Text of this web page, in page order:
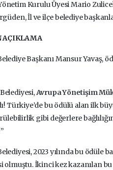
Kurulu Üyesi Mario
İl ve ilçe belediye
AÇIKLAMA
Başkanı Mansur Yavaş,
Avrupa Yönetişim
Türkiye’de bu ödülü alan ilk
gibi değerlere
2023 yılında bu ödüle
olmuştu. İkinci kez kazanılan